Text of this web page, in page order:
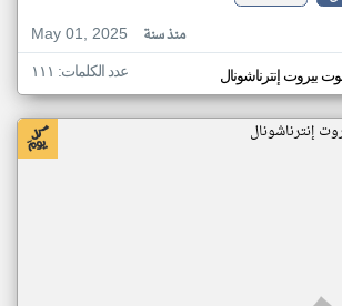
May 01, 2025
منذ سنة
بيروت إنترناشونال عدد الكلمات: ١١١
إنترناشونال